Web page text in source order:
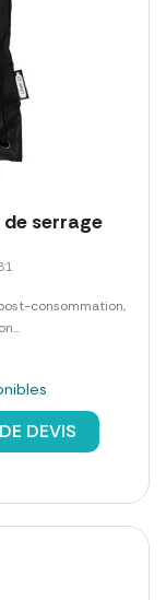
de serrage
consommation,
DEVIS